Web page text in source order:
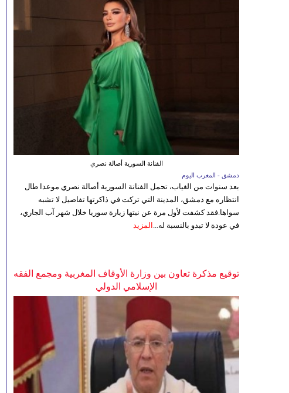
الفنانة السورية أصالة نصري
دمشق - المغرب اليوم
بعد سنوات من الغياب، تحمل الفنانة السورية أصالة نصري موعدا طال
انتظاره مع دمشق، المدينة التي تركت في ذاكرتها تفاصيل لا تشبه
سواها.فقد كشفت لأول مرة عن نيتها زيارة سوريا خلال شهر آب الجاري،
في عودة لا تبدو بالنسبة له... المزيد
توقيع مذكرة تعاون بين وزارة الأوقاف المغربية ومجمع الفقه
الإسلامي الدولي